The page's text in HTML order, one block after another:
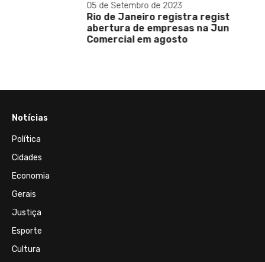
05 de Setembro de 2023
Rio de Janeiro registra registro de
abertura de empresas na Junta
Comercial em agosto
Notícias
Política
Cidades
Economia
Gerais
Justiça
Esporte
Cultura